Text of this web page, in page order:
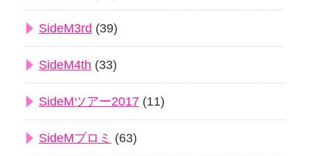
SideM3rd (39)
SideM4th (33)
SideMツアー2017 (11)
SideMプロミ (63)